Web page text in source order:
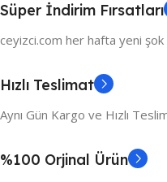
Süper İndirim Fırsatları
ceyizci.com her hafta yeni
Hızlı Teslimat
Aynı Gün Kargo ve Hızlı
%100 Orjinal Ürün